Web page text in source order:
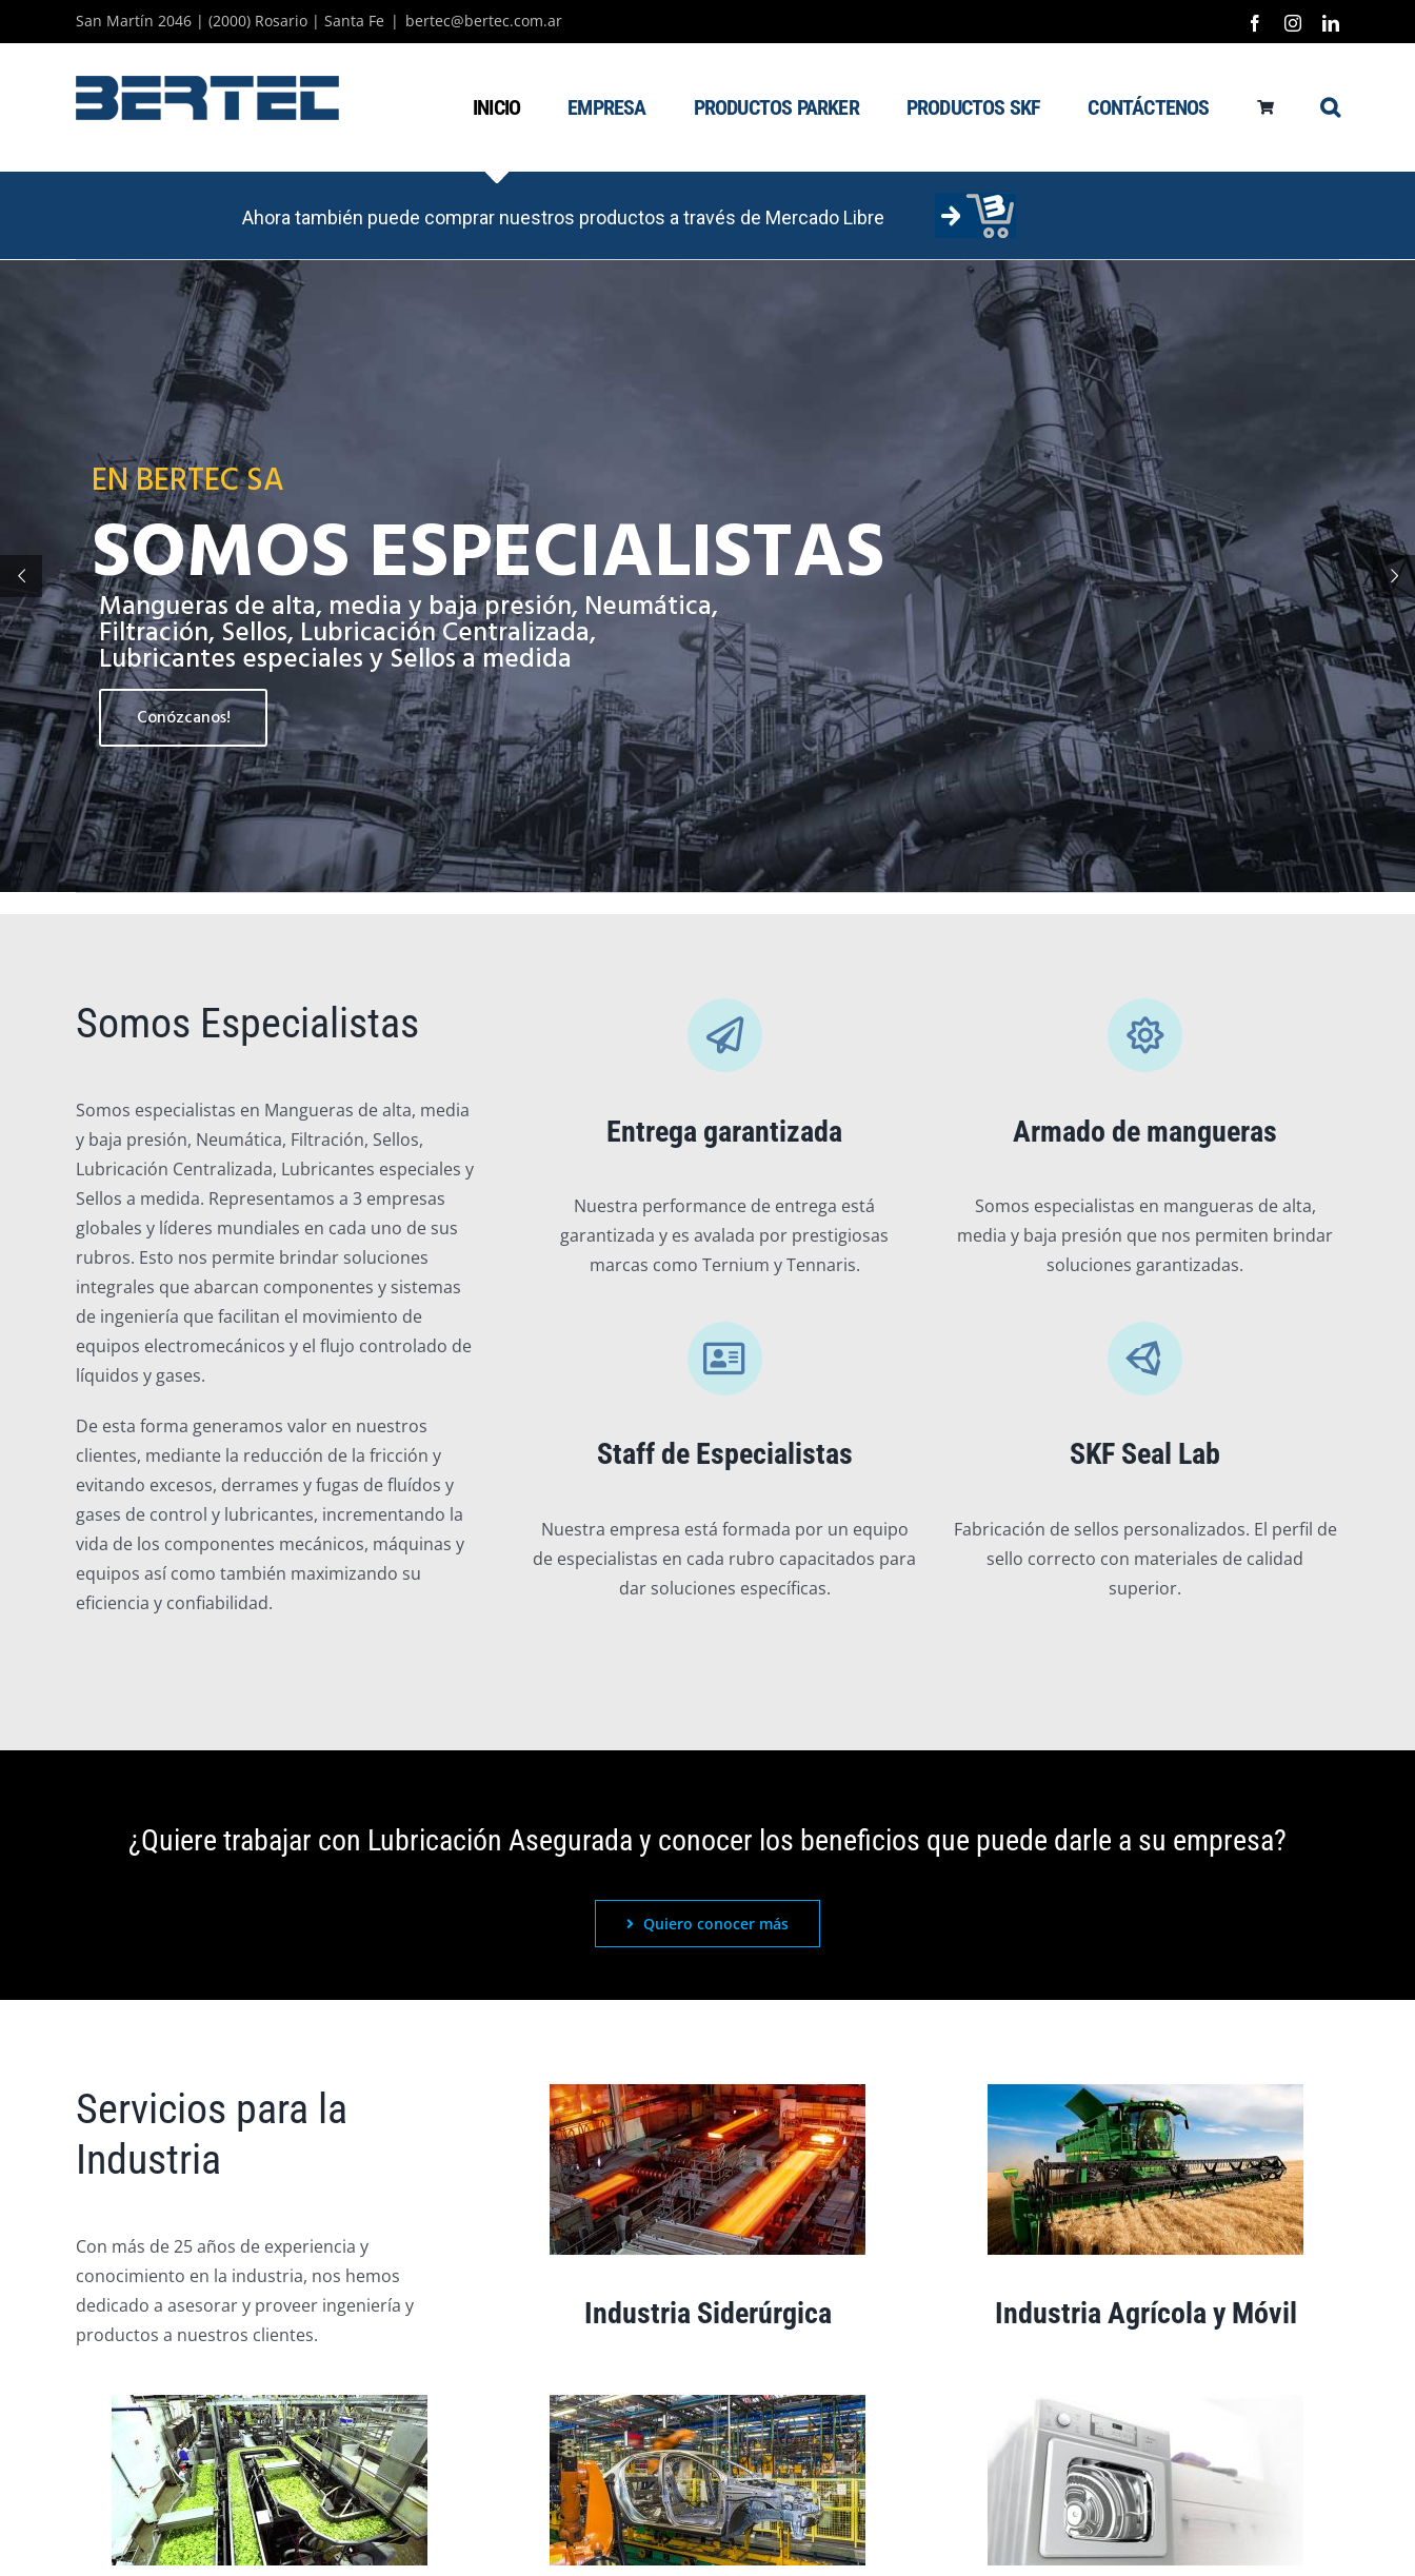
to
San Martín 2046 | (2000) Rosario | Santa Fe | bertec@bertec.com.ar FacebookInstagramLinkedIn
INICIO EMPRESA PRODUCTOS PARKER PRODUCTOS SKF CONTÁCTENOS
Ahora también puede comprar nuestros productos a través de Mercado Libre
EN BERTEC SA
SOMOS ESPECIALISTAS
Mangueras de alta, media y baja presión, Neumática,
Filtración, Sellos, Lubricación Centralizada,
Lubricantes especiales y Sellos a medida
Conózcanos!
Somos Especialistas
Somos especialistas en Mangueras de alta, media
y baja presión, Neumática, Filtración, Sellos,
Lubricación Centralizada, Lubricantes especiales y
Sellos a medida. Representamos a 3 empresas
globales y líderes mundiales en cada uno de sus
rubros. Esto nos permite brindar soluciones
integrales que abarcan componentes y sistemas
de ingeniería que facilitan el movimiento de
equipos electromecánicos y el flujo controlado de
líquidos y gases.
De esta forma generamos valor en nuestros
clientes, mediante la reducción de la fricción y
evitando excesos, derrames y fugas de fluídos y
gases de control y lubricantes, incrementando la
vida de los componentes mecánicos, máquinas y
equipos así como también maximizando su
eficiencia y confiabilidad.
Entrega garantizada
Nuestra performance de entrega está
garantizada y es avalada por prestigiosas
marcas como Ternium y Tennaris.
Armado de mangueras
Somos especialistas en mangueras de alta,
media y baja presión que nos permiten brindar
soluciones garantizadas.
Staff de Especialistas
Nuestra empresa está formada por un equipo
de especialistas en cada rubro capacitados para
dar soluciones específicas.
SKF Seal Lab
Fabricación de sellos personalizados. El perfil de
sello correcto con materiales de calidad
superior.
¿Quiere trabajar con Lubricación Asegurada y conocer los beneficios que puede darle a su empresa?
Quiero conocer más
Servicios para la
Industria
Con más de 25 años de experiencia y
conocimiento en la industria, nos hemos
dedicado a asesorar y proveer ingeniería y
productos a nuestros clientes.
Industria Siderúrgica Industria Agrícola y Móvil